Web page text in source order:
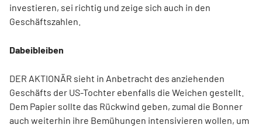
investieren, sei richtig und zeige sich auch in den
Geschäftszahlen.
Dabeibleiben
DER AKTIONÄR sieht in Anbetracht des anziehenden
Geschäfts der US-Tochter ebenfalls die Weichen gestellt.
Dem Papier sollte das Rückwind geben, zumal die Bonner
auch weiterhin ihre Bemühungen intensivieren wollen, um